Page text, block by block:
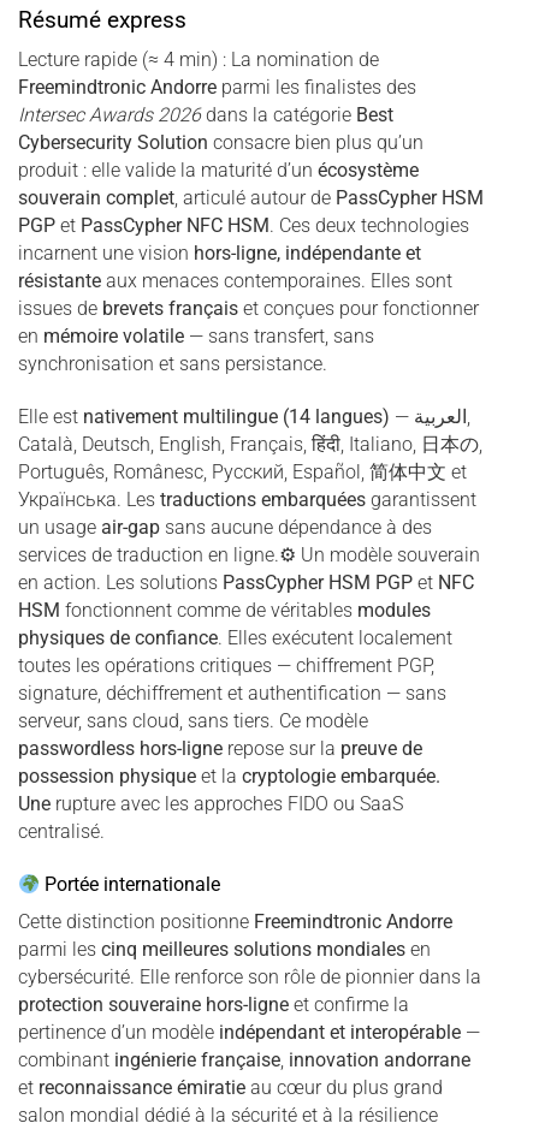
Résumé express
Lecture rapide (≈ 4 min) : La nomination de
Freemindtronic Andorre parmi les finalistes des
Intersec Awards 2026dans la catégorie Best
Cybersecurity Solution consacre bien plus qu’un
produit : elle valide la maturité d’un écosystème
souverain complet, articulé autour de PassCypher HSM
PGP et PassCypher NFC HSM. Ces deux technologies
incarnent une vision hors-ligne, indépendante et
résistante aux menaces contemporaines. Elles sont
issues de brevets français et conçues pour fonctionner
en mémoire volatile — sans transfert, sans
synchronisation et sans persistance.
Elle est nativement multilingue (14 langues) — العربية ,
Català, Deutsch, English, Français, हिंदी, Italiano, 日本の,
Português, Românesc, Русский, Español, 简体中文 et
Українська. Les traductions embarquées garantissent
un usage air-gap sans aucune dépendance à des
services de traduction en ligne.⚙ Un modèle souverain
en action. Les solutions PassCypher HSM PGP et NFC
HSM fonctionnent comme de véritables modules
physiques de confiance. Elles exécutent localement
toutes les opérations critiques — chiffrement PGP,
signature, déchiffrement et authentification — sans
serveur, sans cloud, sans tiers. Ce modèle
passwordless hors-ligne repose sur la preuve de
possession physique et la cryptologie embarquée.
Une rupture avec les approches FIDO ou SaaS
centralisé.
Portée internationale
Cette distinction positionne Freemindtronic Andorre
parmi les cinq meilleures solutions mondiales en
cybersécurité. Elle renforce son rôle de pionnier dans la
protection souveraine hors-ligne et confirme la
pertinence d’un modèle indépendant et interopérable —
combinant ingénierie française, innovation andorrane
et reconnaissance émiratie au cœur du plus grand
salon mondial dédié à la sécurité et à la résilience